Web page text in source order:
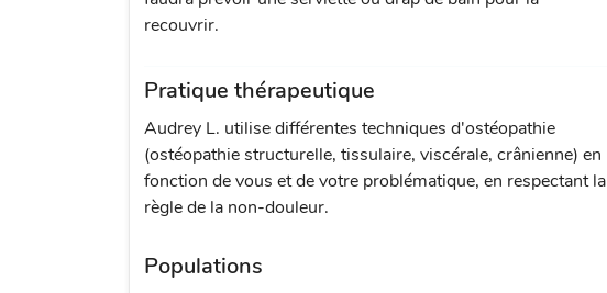
recouvrir.
Pratique thérapeutique
Audrey L. utilise différentes techniques d'ostéopathie
(ostéopathie structurelle, tissulaire, viscérale, crânienne) en
fonction de vous et de votre problématique, en respectant la
règle de la non-douleur.
Populations